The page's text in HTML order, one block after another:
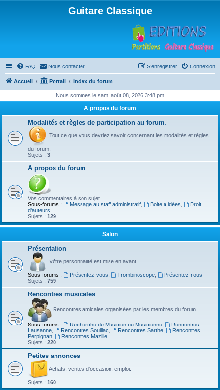
Guitare Classique
FAQ Nous contacter Connexion
S’enregistrer
Accueil Portail Index du forum
Nous sommes le sam. août 08, 2026 3:48 pm
A propos du forum
Modalités et règles de participation au forum.
Tout ce que vous devriez savoir concernant les modalités et règles
du forum.
Sujets : 3
A propos du forum
Vos commentaires à son sujet
Sous-forums :
Message au staff administratif, Boite à idées
Droit
d'auteurs
Sujets : 129
Salon
Présentation
Vôtre personnalité est mise en avant
Sous-forums : Présentez-vous Trombinoscope,
Présentez-nous
Sujets : 759
Rencontres musicales
Rencontres amicales organisées par les membres du forum
Sous-forums : Recherche de Musicien ou Musicienne,
Rencontres
Lausanne
Rencontres Souillac Rencontres Sarthe,
Rencontres
Perpignan
Rencontres Mazille
Sujets : 220
Petites annonces
Achats, ventes d'occasion, emploi.
Sujets : 160